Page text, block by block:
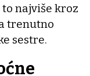
najviše kroz
trenutno
sestre.